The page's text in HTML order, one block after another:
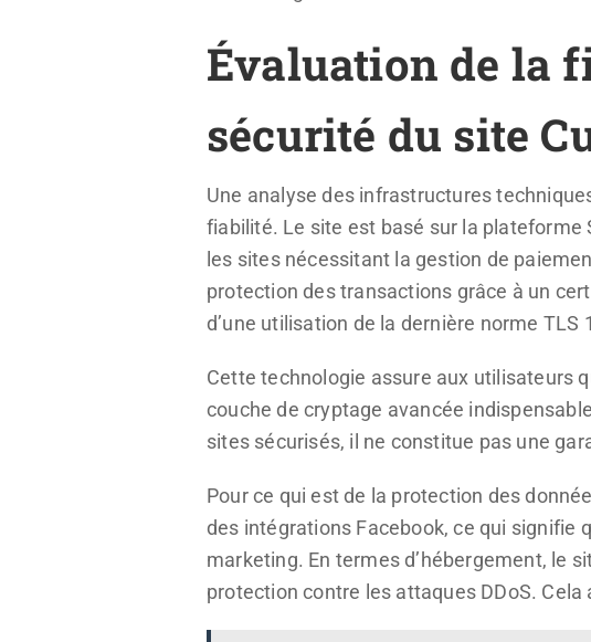
Évaluation de la
sécurité du site
Une analyse des infrastructures
fiabilité. Le site est basé sur la
les sites nécessitant la gestion de
protection des transactions grâce à un
d’une utilisation de la dernière norme TLS
Cette technologie assure aux utilisateurs
couche de cryptage avancée
sites sécurisés, il ne constitue pas une
Pour ce qui est de la protection des
des intégrations Facebook, ce qui
marketing. En termes d’hébergement, le
protection contre les attaques DDoS.